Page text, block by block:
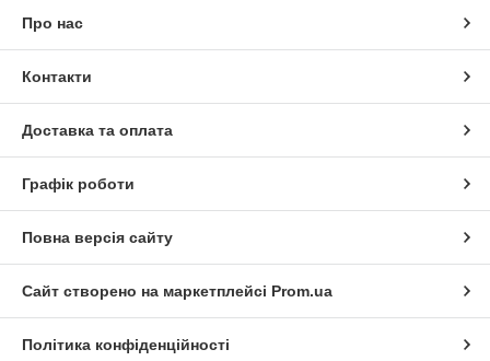
Про нас
Контакти
Доставка та оплата
Графік роботи
Повна версія сайту
Сайт створено на маркетплейсі Prom.ua
Політика конфіденційності